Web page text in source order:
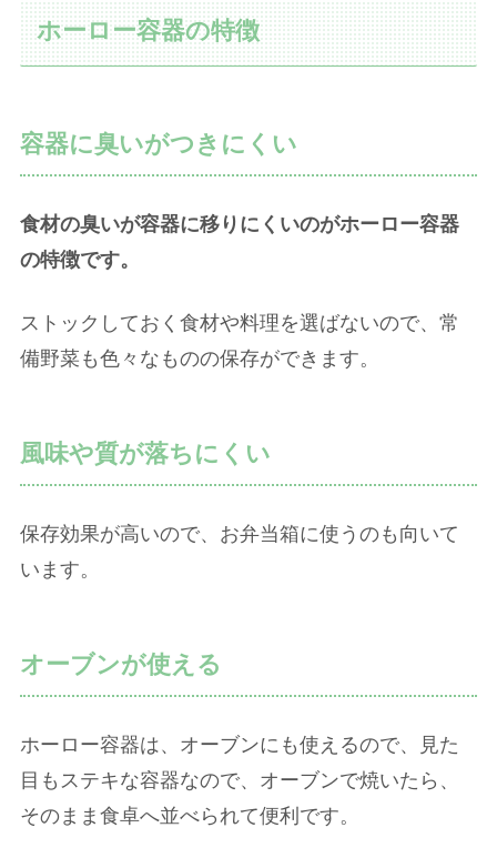
ホーロー容器の特徴
容器に臭いがつきにくい
食材の臭いが容器に移りにくいのがホーロー容器
の特徴です。
ストックしておく食材や料理を選ばないので、常
備野菜も色々なものの保存ができます。
風味や質が落ちにくい
保存効果が高いので、お弁当箱に使うのも向いて
います。
オーブンが使える
ホーロー容器は、オーブンにも使えるので、見た
目もステキな容器なので、オーブンで焼いたら、
そのまま食卓へ並べられて便利です。